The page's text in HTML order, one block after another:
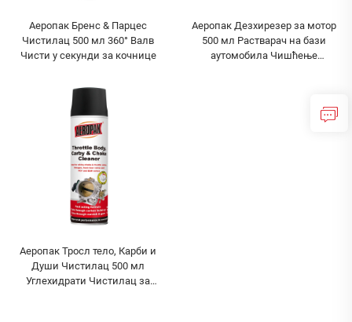
Аеропак Бренс & Парцес
Чистилац 500 мл 360° Валв
Чисти у секунди за кочнице
Аеропак Дезхирезер за мотор
500 мл Растварач на бази
аутомобила Чишћење
Аеропак Тросл тело, Карби и
Души Чистилац 500 мл
Углехидрати Чистилац за